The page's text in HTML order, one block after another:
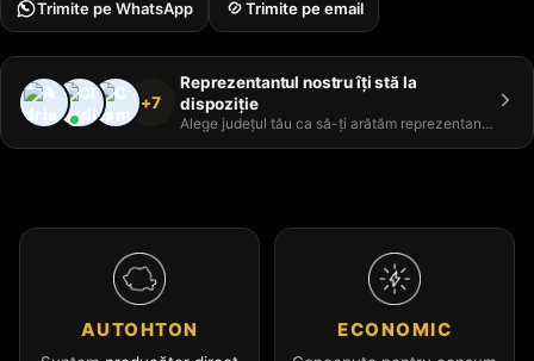
Trimite pe WhatsApp Trimite pe email
+7
Reprezentantul nostru îți stă la
dispoziție
Alege județul tău ca să-ți arătăm reprezentantul
AUTOHTON ECONOMIC